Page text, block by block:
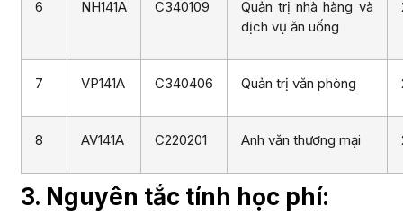
6 NH141A C340109
Quản trị nhà hàng và
dịch vụ ăn uống
7 VP141A C340406 Quản trị văn phòng
8 AV141A C220201 Anh văn thương mại
3. Nguyên tắc tính học phí: